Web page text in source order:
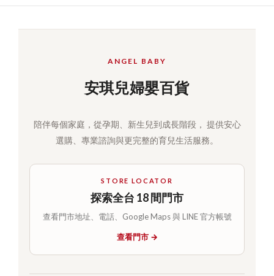
ANGEL BABY
安琪兒婦嬰百貨
陪伴每個家庭，從孕期、新生兒到成長階段， 提供安心
選購、專業諮詢與更完整的育兒生活服務。
STORE LOCATOR
探索全台 18 間門市
查看門市地址、電話、Google Maps 與 LINE 官方帳號
查看門市 →